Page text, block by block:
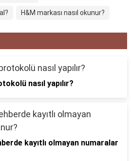
H&M markası nasıl okunur?
nasıl yapılır?
kayıtlı olmayan numaralar